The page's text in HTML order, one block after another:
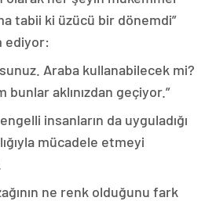
tabii ki üzücü bir dönemdi”
ediyor:
Araba kullanabilecek mi?
bunlar aklınızdan geçiyor.”
insanların da uyguladığı
mücadele etmeyi
ne renk olduğunu fark